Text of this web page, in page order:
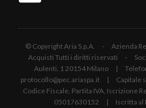
© Copyright Aria S.p.A. - Azienda
Acquisti Tutti i diritti riservati -
Aulenti, 1 20154 Milano |
protocollo@pec.ariaspa.it | Capitale
Codice Fiscale, Partita IVA, Iscrizione
05017630152 | Iscritta al